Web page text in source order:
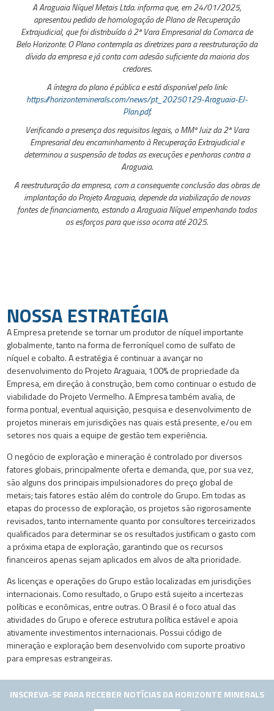
A Araguaia Níquel Metais Ltda. informa que, em 24/01/2025,
apresentou pedido de homologação de Plano de Recuperação
Extrajudicial, que foi distribuído à 2ª Vara Empresarial da Comarca de
Belo Horizonte. O Plano contempla as diretrizes para a reestruturação da
dívida da empresa e já conta com adesão suficiente da maioria dos
credores.
A íntegra do plano é pública e está disponível pelo link:
https://horizonteminerals.com/news/pt_20250129-Araguaia-EJ-
Plan.pdf.
Verificando a presença dos requisitos legais, o MMº Juiz da 2ª Vara
Empresarial deu encaminhamento à Recuperação Extrajudicial e
determinou a suspensão de todas as execuções e penhoras contra a
Araguaia.
A reestruturação da empresa, com a consequente conclusão das obras de
implantação do Projeto Araguaia, depende da viabilização de novas
fontes de financiamento, estando a Araguaia Níquel empenhando todos
os esforços para que isso ocorra até 2025.
NOSSA ESTRATÉGIA
A Empresa pretende se tornar um produtor de níquel importante
globalmente, tanto na forma de ferroníquel como de sulfato de
níquel e cobalto. A estratégia é continuar a avançar no
desenvolvimento do Projeto Araguaia, 100% de propriedade da
Empresa, em direção à construção, bem como continuar o estudo de
viabilidade do Projeto Vermelho. A Empresa também avalia, de
forma pontual, eventual aquisição, pesquisa e desenvolvimento de
projetos minerais em jurisdições nas quais está presente, e/ou em
setores nos quais a equipe de gestão tem experiência.
O negócio de exploração e mineração é controlado por diversos
fatores globais, principalmente oferta e demanda, que, por sua vez,
são alguns dos principais impulsionadores do preço global de
metais; tais fatores estão além do controle do Grupo. Em todas as
etapas do processo de exploração, os projetos são rigorosamente
revisados, tanto internamente quanto por consultores terceirizados
qualificados para determinar se os resultados justificam o gasto com
a próxima etapa de exploração, garantindo que os recursos
financeiros apenas sejam aplicados em alvos de alta prioridade.
As licenças e operações do Grupo estão localizadas em jurisdições
internacionais. Como resultado, o Grupo está sujeito a incertezas
políticas e econômicas, entre outras. O Brasil é o foco atual das
atividades do Grupo e oferece estrutura política estável e apoia
ativamente investimentos internacionais. Possui código de
mineração e exploração bem desenvolvido com suporte proativo
para empresas estrangeiras.
INSCREVA-SE PARA RECEBER NOTÍCIAS DA HORIZONTE MINERALS